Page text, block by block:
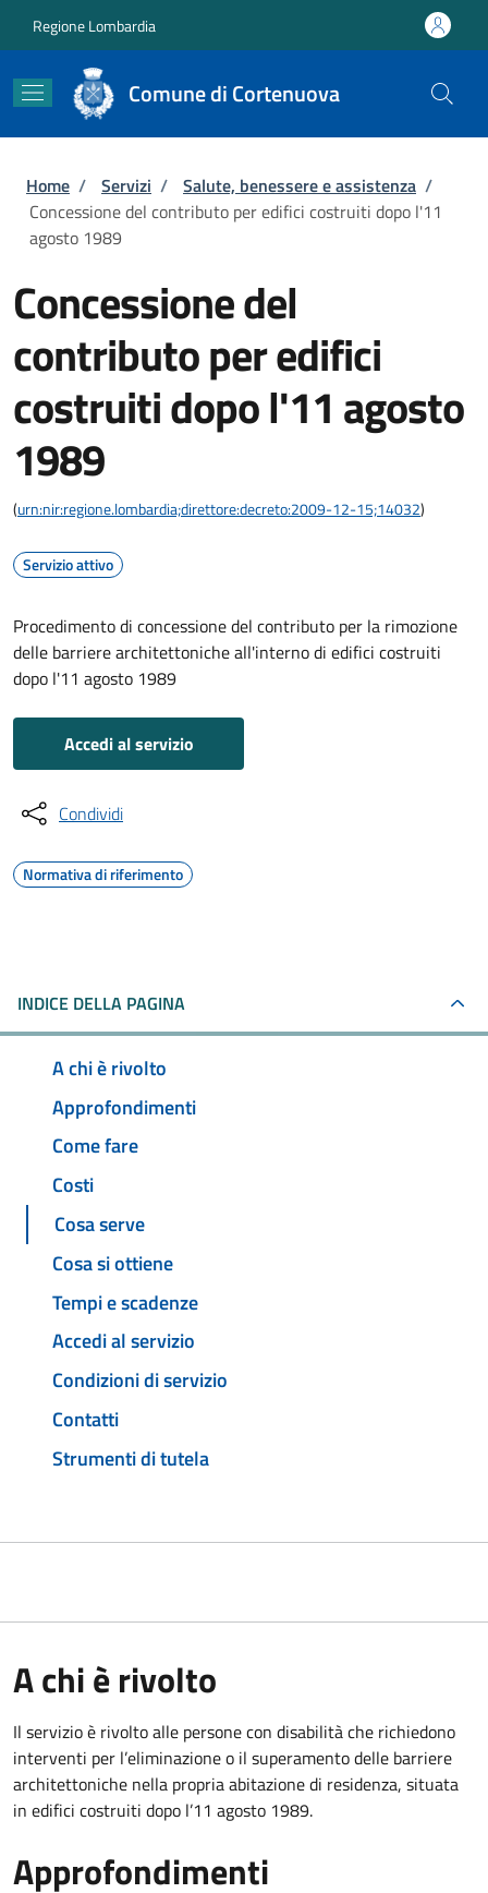
Regione Lombardia
Comune di Cortenuova
Briciole di pane
Home / Servizi / Salute, benessere e assistenza /
Concessione del contributo per edifici costruiti dopo l'11
agosto 1989
Concessione del
contributo per edifici
costruiti dopo l'11 agosto
1989
(urn:nir:regione.lombardia;direttore:decreto:2009-12-15;14032)
Servizio attivo
Procedimento di concessione del contributo per la rimozione
delle barriere architettoniche all'interno di edifici costruiti
dopo l'11 agosto 1989
Accedi al servizio
Condividi
Normativa di riferimento
INDICE DELLA PAGINA
A chi è rivolto
Approfondimenti
Come fare
Costi
Cosa serve
Cosa si ottiene
Tempi e scadenze
Accedi al servizio
Condizioni di servizio
Contatti
Strumenti di tutela
A chi è rivolto
Il servizio è rivolto alle persone con disabilità che richiedono
interventi per l’eliminazione o il superamento delle barriere
architettoniche nella propria abitazione di residenza, situata
in edifici costruiti dopo l’11 agosto 1989.
Approfondimenti